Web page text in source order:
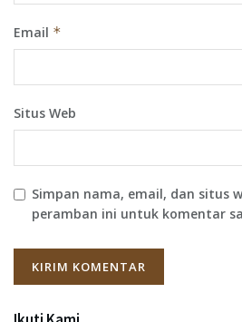
Email *
Situs Web
Simpan nama, email, dan situs
peramban ini untuk komentar